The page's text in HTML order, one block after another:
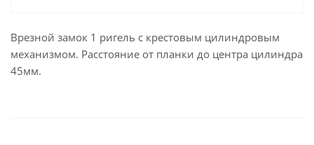
Врезной замок 1 ригель с крестовым цилиндровым
механизмом. Расстояние от планки до центра цилиндра
45мм.